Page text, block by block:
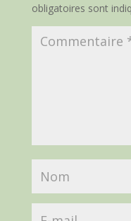
obligatoires sont